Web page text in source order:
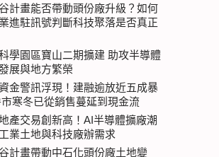
計畫能否帶動頭份廠升級？如何
進駐訊號判斷科技聚落是否真正
學園區寶山二期擴建 助攻半導體
展與地方繁榮
金警訊浮現！建融逾放近五成暴
寒冬已從銷售蔓延到現金流
產交易創新高！AI半導體擴廠潮
業土地與科技廠辦需求
計畫帶動中石化頭份廠土地變